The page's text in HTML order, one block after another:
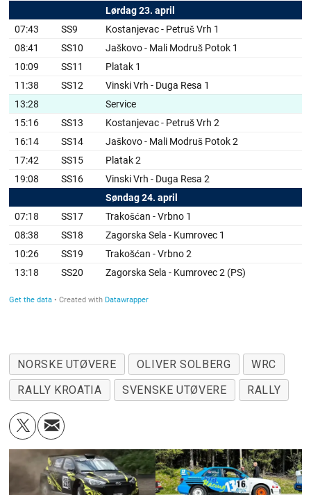
NORSKE UTØVERE OLIVER SOLBERG
WRC
RALLY KROATIA
SVENSKE UTØVERE RALLY